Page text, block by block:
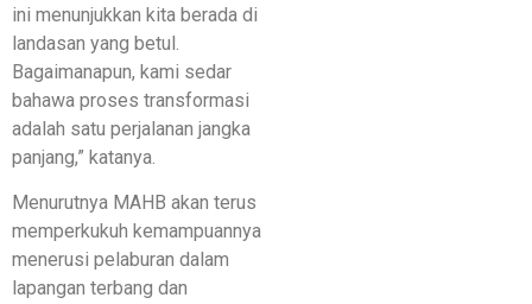
ini menunjukkan kita berada di
landasan yang betul.
Bagaimanapun, kami sedar
bahawa proses transformasi
adalah satu perjalanan jangka
panjang,” katanya.
Menurutnya MAHB akan terus
memperkukuh kemampuannya
menerusi pelaburan dalam
lapangan terbang dan